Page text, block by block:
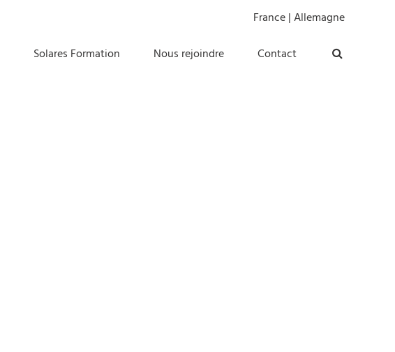
France|Allemagne
Solares Formation Nous rejoindre Contact